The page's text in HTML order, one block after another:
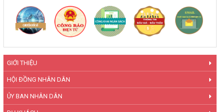
GIỚI THIỆU
HỘI ĐỒNG NHÂN DÂN
ỦY BAN NHÂN DÂN